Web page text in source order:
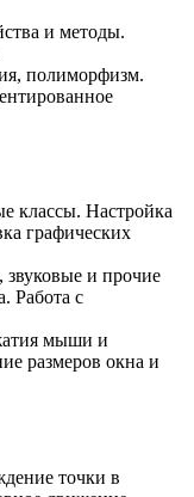
и методы.
полиморфизм.
классы. Настройка
графических
звуковые и прочие
Работа с
мыши и
размеров окна и
точки в